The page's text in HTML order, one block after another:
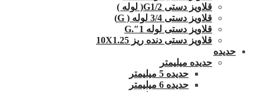
قلاویز دستی G1/2( لوله )
قلاویز دستی 3/4 لوله ( G)
قلاویز دستی لوله 1″.G
قلاویز دستی دنده ریز 10X1.25
حدیده
حدیده میلیمتر
حدیده 5 میلیمتر
حدیده 6 میلیمتر